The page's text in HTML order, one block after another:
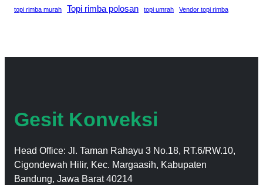
topi rimba murah Topi rimba polosan topi umrah Vendor topi rimba
Gesit Konveksi
Head Office: Jl. Taman Rahayu 3 No.18, RT.6/RW.10,
Cigondewah Hilir, Kec. Margaasih, Kabupaten
Bandung, Jawa Barat 40214